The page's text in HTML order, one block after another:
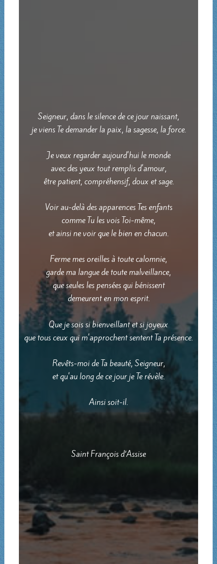
Seigneur, dans le silence de ce jour naissant,
je viens Te demander la paix, la sagesse, la force.
Je veux regarder aujourd'hui le monde
avec des yeux tout remplis d'amour,
être patient, compréhensif, doux et sage.
Voir au-delà des apparences Tes enfants
comme Tu les vois Toi-même,
et ainsi ne voir que le bien en chacun.
Ferme mes oreilles à toute calomnie,
garde ma langue de toute malveillance,
que seules les pensées qui bénissent
demeurent en mon esprit.
Que je sois si bienveillant et si joyeux
que tous ceux qui m'approchent sentent Ta présence.
Revêts-moi de Ta beauté, Seigneur,
et qu'au long de ce jour je Te révèle.
Ainsi soit-il.
Saint François d’Assise